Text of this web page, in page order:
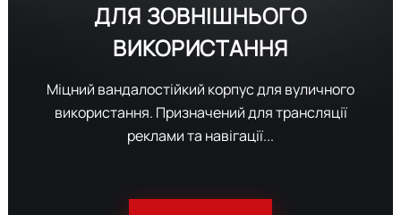
ДЛЯ ЗОВНІШНЬОГО
ВИКОРИСТАННЯ
Міцний вандалостійкий корпус для вуличного
використання. Призначений для трансляції
реклами та навігації...